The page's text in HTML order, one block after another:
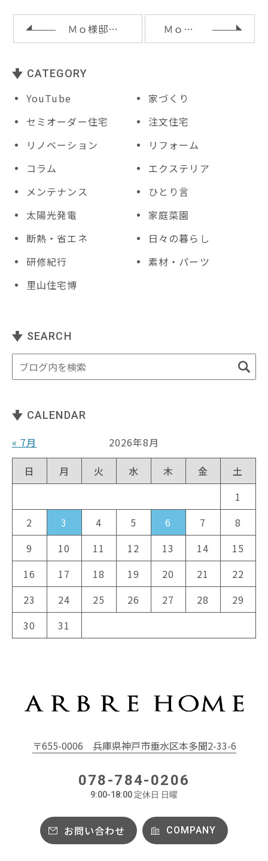
o
k Ｍｏ様邸外壁モルタル塗り Ｍｏ様邸造作工事
CATEGORY
YouTube
家づくり
セミオーダー住宅
注文住宅
リノベーション
リフォーム
コラム
エクステリア
メンテナンス
ひとり言
太陽光発電
家庭菜園
断熱・省エネ
日々の暮らし
研修紀行
素材・パーツ
里山住宅博
SEARCH
CALENDAR
« 7月
2026年8月
日
月 火 水 木 金
土
1
2
3 4 5 6 7
8
9
10 11 12 13 14
15
16
17 18 19 20 21
22
23
24 25 26 27 28
29
30
31
〒655-0006 兵庫県神戸市垂水区本多聞2-33-6
078-784-0206
9:00-18:00 定休日 日曜
お問い合わせ COMPANY